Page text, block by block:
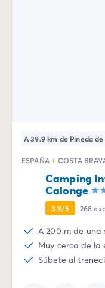
A 39.9 km de Pineda
ESPAÑA COSTA
Camping
Calonge
3.9/5 268
A 200 m de una
Muy cerca de la
Súbete al